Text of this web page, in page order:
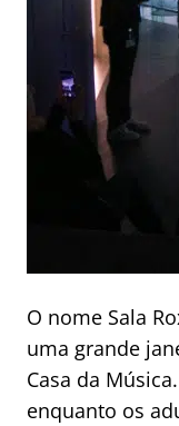
O nome Sala
uma grande
Casa da
enquanto os